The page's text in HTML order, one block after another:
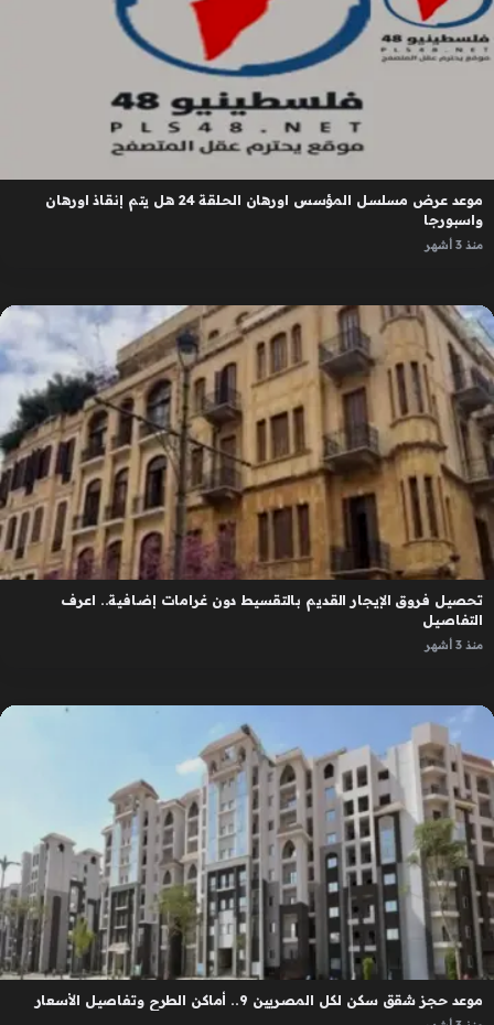
موعد عرض مسلسل المؤسس اورهان الحلقة 24 هل يتم إنقاذ اورهان
واسبورجا
منذ 3 أشهر
تحصيل فروق الإيجار القديم بالتقسيط دون غرامات إضافية.. اعرف
التفاصيل
منذ 3 أشهر
موعد حجز شقق سكن لكل المصريين 9.. أماكن الطرح وتفاصيل الأسعار